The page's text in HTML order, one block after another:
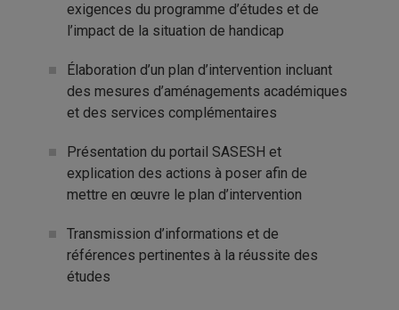
exigences du programme d’études et de
l’impact de la situation de handicap
Élaboration d’un plan d’intervention incluant
des mesures d’aménagements académiques
et des services complémentaires
Présentation du portail SASESH et
explication des actions à poser afin de
mettre en œuvre le plan d’intervention
Transmission d’informations et de
références pertinentes à la réussite des
études